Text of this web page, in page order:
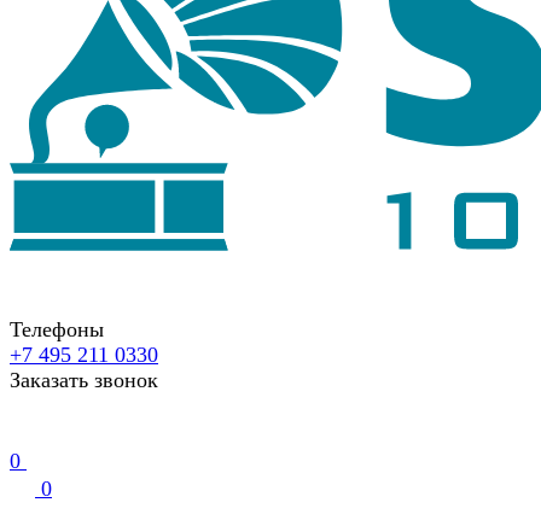
Телефоны
+7 495 211 0330
Заказать звонок
0
0